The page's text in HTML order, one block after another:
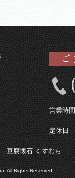
営業時間
定休日
豆腐懐石 くすむら
All Rights Reserved.